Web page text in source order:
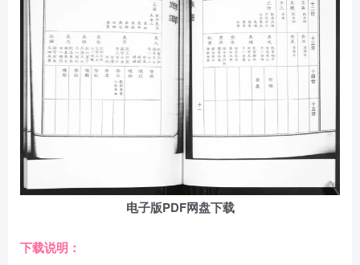
电子版PDF网盘下载
下载说明：